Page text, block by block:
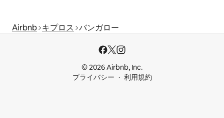
Airbnb キプロス バンガロー
© 2026 Airbnb, Inc.
プライバシー
利用規約